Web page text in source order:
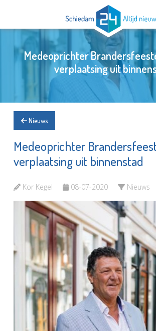
Medeoprichter
verplaatsing uit
Nieuws
Medeoprichter
verplaatsing uit binnenstad
Kor Kegel 08-07-2020 Nieuws